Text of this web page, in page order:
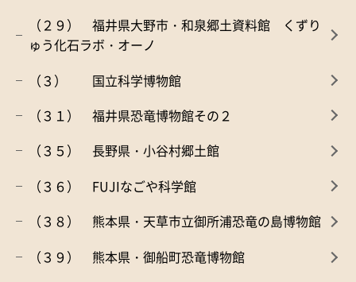
（２９） 福井県大野市・和泉郷土資料館 くずり
ゅう化石ラボ・オーノ
（３） 国立科学博物館
（３１） 福井県恐竜博物館その２
（３５） 長野県・小谷村郷土館
（３６） FUJIなごや科学館
（３８） 熊本県・天草市立御所浦恐竜の島博物館
（３９） 熊本県・御船町恐竜博物館